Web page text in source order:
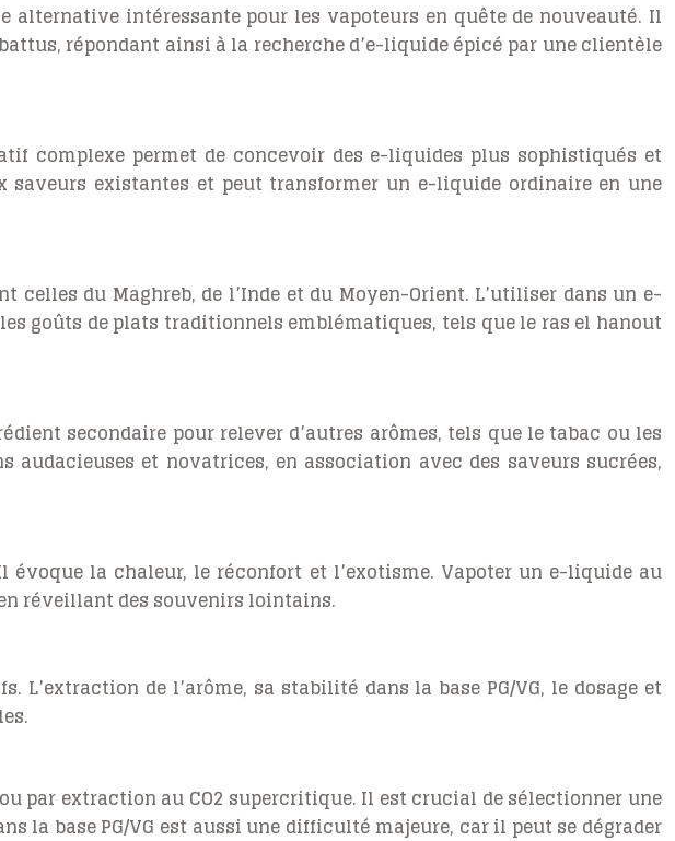
intéressante pour les vapoteurs en quête de nouveauté. Il
répondant ainsi à la recherche d’e-liquide épicé par une clientèle
complexe permet de concevoir des e-liquides plus sophistiqués et
existantes et peut transformer un e-liquide ordinaire en une
du Maghreb, de l’Inde et du Moyen-Orient. L’utiliser dans un e-
goûts de plats traditionnels emblématiques, tels que le ras el hanout
secondaire pour relever d’autres arômes, tels que le tabac ou les
et novatrices, en association avec des saveurs sucrées,
la chaleur, le réconfort et l’exotisme. Vapoter un e-liquide au
réveillant des souvenirs lointains.
de l’arôme, sa stabilité dans la base PG/VG, le dosage et
par extraction au CO2 supercritique. Il est crucial de sélectionner une
la base PG/VG est aussi une difficulté majeure, car il peut se dégrader